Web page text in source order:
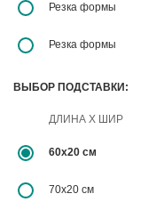
Резка формы
Резка формы
ВЫБОР ПОДСТАВКИ:
ДЛИНА X ШИР
60x20 см
70x20 см